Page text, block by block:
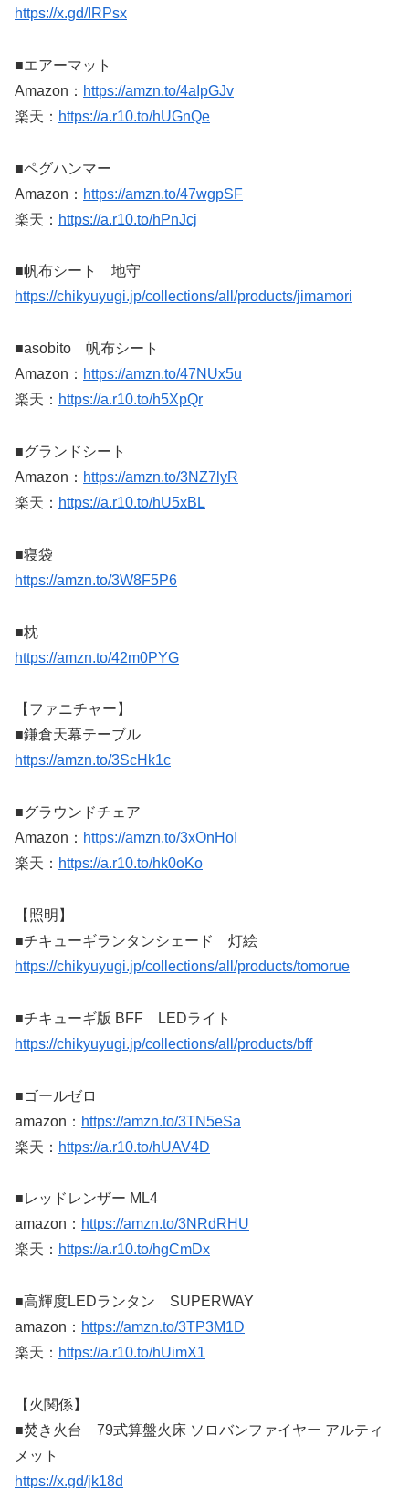
https://x.gd/IRPsx
■エアーマット
Amazon： https://amzn.to/4aIpGJv
楽天： https://a.r10.to/hUGnQe
■ペグハンマー
Amazon： https://amzn.to/47wgpSF
楽天： https://a.r10.to/hPnJcj
■帆布シート 地守
https://chikyuyugi.jp/collections/all/products/jimamori
■asobito 帆布シート
Amazon： https://amzn.to/47NUx5u
楽天： https://a.r10.to/h5XpQr
■グランドシート
Amazon： https://amzn.to/3NZ7lyR
楽天： https://a.r10.to/hU5xBL
■寝袋
https://amzn.to/3W8F5P6
■枕
https://amzn.to/42m0PYG
【ファニチャー】
■鎌倉天幕テーブル
https://amzn.to/3ScHk1c
■グラウンドチェア
Amazon： https://amzn.to/3xOnHoI
楽天： https://a.r10.to/hk0oKo
【照明】
■チキューギランタンシェード 灯絵
https://chikyuyugi.jp/collections/all/products/tomorue
■チキューギ版 BFF LEDライト
https://chikyuyugi.jp/collections/all/products/bff
■ゴールゼロ
amazon： https://amzn.to/3TN5eSa
楽天： https://a.r10.to/hUAV4D
■レッドレンザー ML4
amazon： https://amzn.to/3NRdRHU
楽天： https://a.r10.to/hgCmDx
■高輝度LEDランタン SUPERWAY
amazon： https://amzn.to/3TP3M1D
楽天： https://a.r10.to/hUimX1
【火関係】
■焚き火台 79式算盤火床 ソロバンファイヤー アルティ
メット
https://x.gd/jk18d